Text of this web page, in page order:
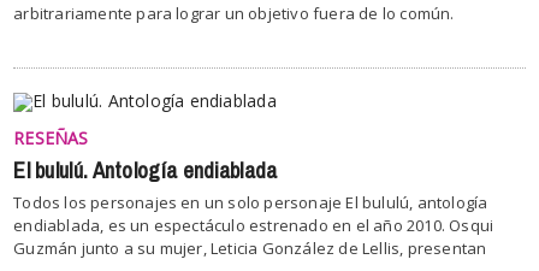
arbitrariamente para lograr un objetivo fuera de lo común.
RESEÑAS
El bululú. Antología endiablada
Todos los personajes en un solo personaje El bululú, antología
endiablada, es un espectáculo estrenado en el año 2010. Osqui
Guzmán junto a su mujer, Leticia González de Lellis, presentan